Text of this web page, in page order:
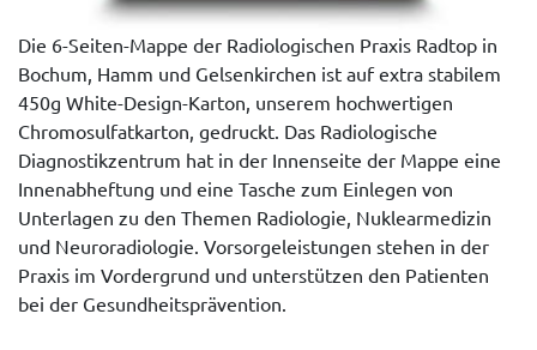
Die 6-Seiten-Mappe der Radiologischen Praxis Radtop in
Bochum, Hamm und Gelsenkirchen ist auf extra stabilem
450g White-Design-Karton, unserem hochwertigen
Chromosulfatkarton, gedruckt. Das Radiologische
Diagnostikzentrum hat in der Innenseite der Mappe eine
Innenabheftung und eine Tasche zum Einlegen von
Unterlagen zu den Themen Radiologie, Nuklearmedizin
und Neuroradiologie. Vorsorgeleistungen stehen in der
Praxis im Vordergrund und unterstützen den Patienten
bei der Gesundheitsprävention.